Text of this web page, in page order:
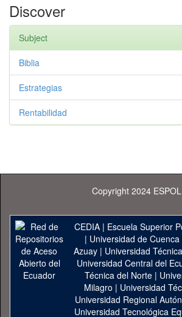
Discover
Subject
Biblia
Estrategias
Rentabilidad
Copyright 2024 ESPOL
CEDIA| Escuela Superior
| Universidad de Cuenca
Azuay| Universidad
Universidad Central del
Técnica del Norte |
Milagro | Universidad
Universidad Regional
Universidad Tecnológica